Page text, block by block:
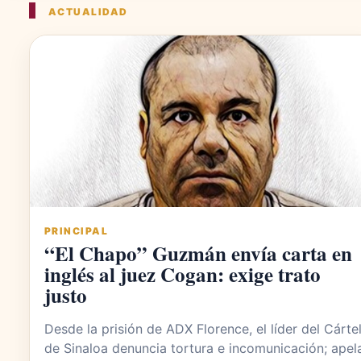
ACTUALIDAD
PRINCIPAL
“El Chapo” Guzmán envía carta en
inglés al juez Cogan: exige trato
justo
Desde la prisión de ADX Florence, el líder del Cártel
de Sinaloa denuncia tortura e incomunicación;